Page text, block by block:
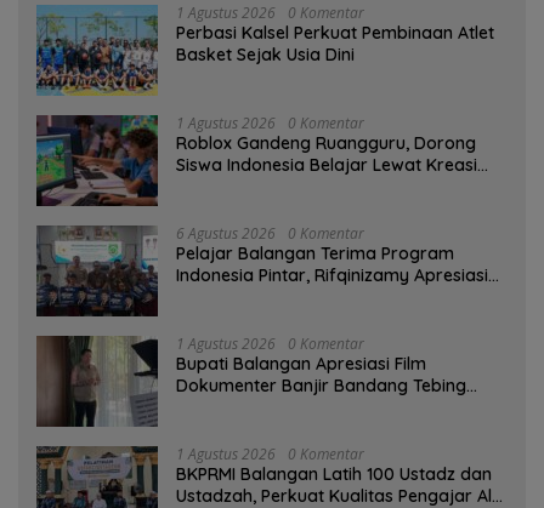
1 Agustus 2026 0 Komentar
Perbasi Kalsel Perkuat Pembinaan Atlet
Basket Sejak Usia Dini
1 Agustus 2026 0 Komentar
Roblox Gandeng Ruangguru, Dorong
Siswa Indonesia Belajar Lewat Kreasi
6 Agustus 2026 0 Komentar
Pelajar Balangan Terima Program
Indonesia Pintar, Rifqinizamy Apresiasi
1 Agustus 2026 0 Komentar
Bupati Balangan Apresiasi Film
Dokumenter Banjir Bandang Tebing
1 Agustus 2026 0 Komentar
BKPRMI Balangan Latih 100 Ustadz dan
Ustadzah, Perkuat Kualitas Pengajar Al-